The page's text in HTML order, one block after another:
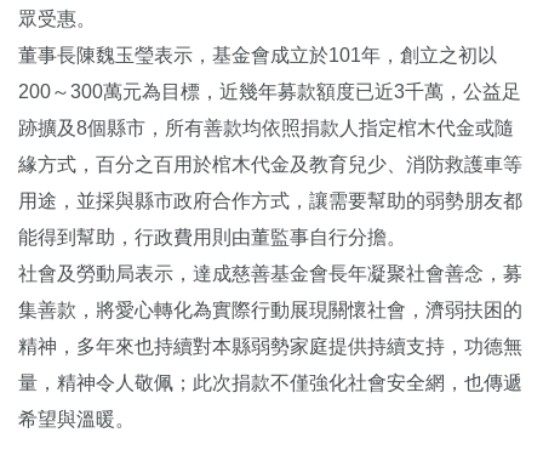
眾受惠。
董事長陳魏玉瑩表示，基金會成立於101年，創立之初以
200～300萬元為目標，近幾年募款額度已近3千萬，公益足
跡擴及8個縣市，所有善款均依照捐款人指定棺木代金或隨
緣方式，百分之百用於棺木代金及教育兒少、消防救護車等
用途，並採與縣市政府合作方式，讓需要幫助的弱勢朋友都
能得到幫助，行政費用則由董監事自行分擔。
社會及勞動局表示，達成慈善基金會長年凝聚社會善念，募
集善款，將愛心轉化為實際行動展現關懷社會，濟弱扶困的
精神，多年來也持續對本縣弱勢家庭提供持續支持，功德無
量，精神令人敬佩；此次捐款不僅強化社會安全網，也傳遞
希望與溫暖。